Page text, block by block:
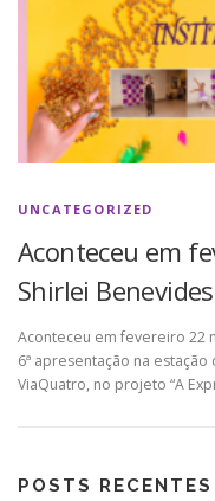
UNCATEGORIZED
Aconteceu em
Shirlei Benevides
Aconteceu em fevereiro 22
6ª apresentação na
ViaQuatro, no projeto “A
POSTS RECENTES